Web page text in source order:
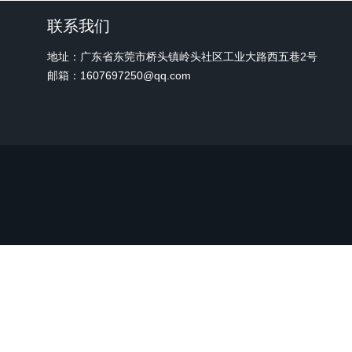
联系我们
地址：广东省东莞市桥头镇岭头社区工业大路西五巷2号
邮箱：1607697250@qq.com